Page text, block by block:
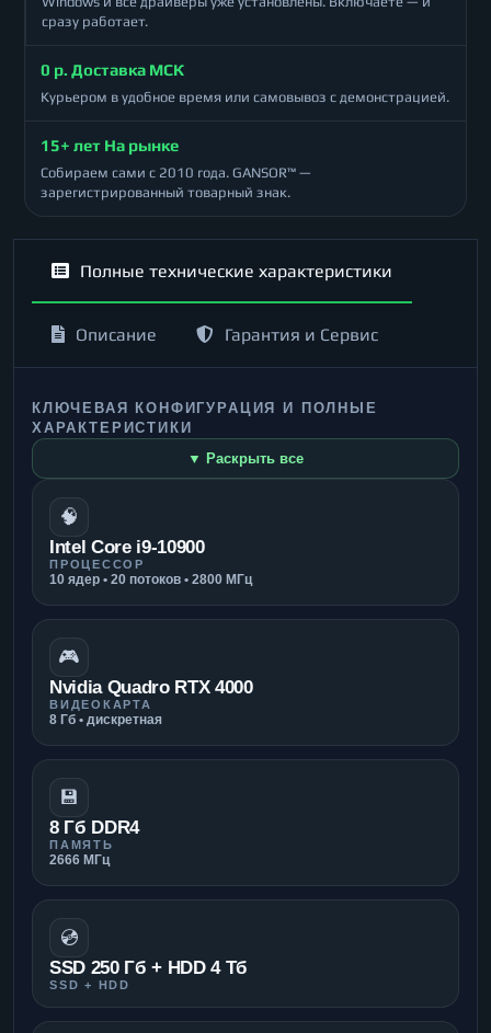
сразу работает.
0 р. Доставка МСК
Курьером в удобное время или самовывоз с демонстрацией.
15+ лет На рынке
Собираем сами с 2010 года. GANSOR™ —
зарегистрированный товарный знак.
Полные технические характеристики
Описание Гарантия и Сервис
КЛЮЧЕВАЯ КОНФИГУРАЦИЯ И ПОЛНЫЕ
ХАРАКТЕРИСТИКИ
▼ Раскрыть все
🧠
Intel Core i9-10900
ПРОЦЕССОР
10 ядер • 20 потоков • 2800 МГц
🎮
Nvidia Quadro RTX 4000
ВИДЕОКАРТА
8 Гб • дискретная
💾
8 Гб DDR4
ПАМЯТЬ
2666 МГц
💿
SSD 250 Гб + HDD 4 Тб
SSD + HDD